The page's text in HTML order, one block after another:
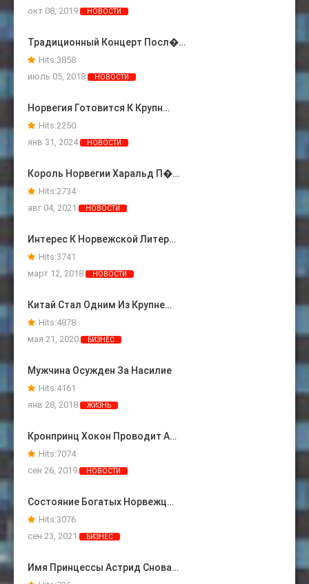
окт 08, 2019
НОВОСТИ
Традиционный Концерт Посл�…
Hits:3858
июль 05, 2018
НОВОСТИ
Норвегия Готовится К Крупн…
Hits:2250
янв 31, 2024
НОВОСТИ
Король Норвегии Харальд П�…
Hits:2734
авг 04, 2021
НОВОСТИ
Интерес К Норвежской Литер…
Hits:3741
март 12, 2018
НОВОСТИ
Китай Стал Одним Из Крупне…
Hits:4878
мая 21, 2020
БИЗНЕС
Мужчина Осужден За Насилие
Hits:4161
янв 28, 2018
ЖИЗНЬ
Кронпринц Хокон Проводит А…
Hits:7074
сен 26, 2019
НОВОСТИ
Состояние Богатых Норвежц…
Hits:3076
сен 23, 2021
БИЗНЕС
Имя Принцессы Астрид Снова…